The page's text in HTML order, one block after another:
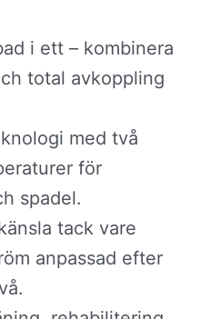
i ett – kombinera
total avkoppling
med två
för
spadel.
tack vare
anpassad efter